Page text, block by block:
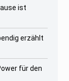
ist
erzählt
für den